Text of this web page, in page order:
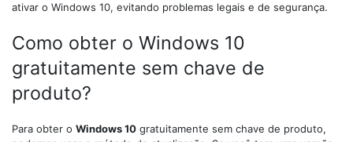
ativar o Windows 10, evitando problemas legais e de segurança.
Como obter o Windows 10
gratuitamente sem chave de
produto?
Para obter o Windows 10 gratuitamente sem chave de produto,